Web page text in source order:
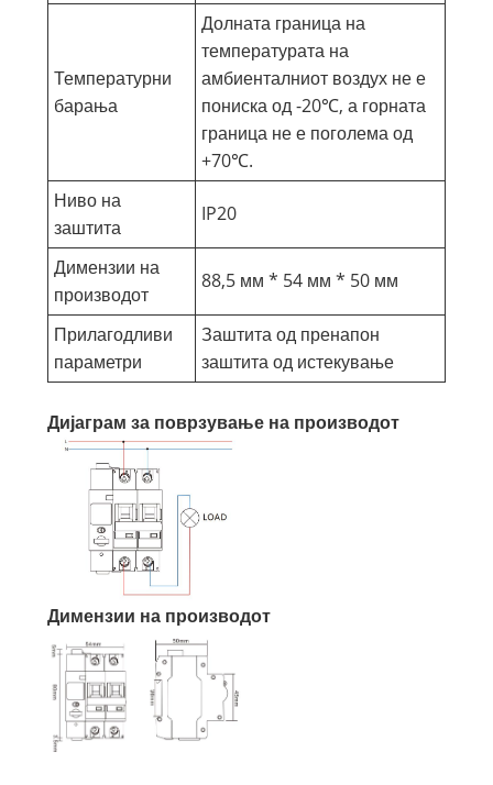
Температурни
барања
Долната граница на
температурата на
амбиенталниот воздух не е
пониска од -20℃, а горната
граница не е поголема од
+70℃.
Ниво на
заштита
IP20
Димензии на
производот
88,5 мм * 54 мм * 50 мм
Прилагодливи
параметри
Заштита од пренапон
заштита од истекување
Дијаграм за поврзување на производот
Димензии на производот